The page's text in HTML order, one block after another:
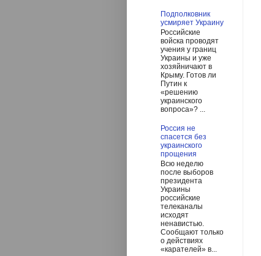
Подполковник
усмиряет Украину
Российские
войска проводят
учения у границ
Украины и уже
хозяйничают в
Крыму. Готов ли
Путин к
«решению
украинского
вопроса»? ...
Россия не
спасется без
украинского
прощения
Всю неделю
после выборов
президента
Украины
российские
телеканалы
исходят
ненавистью.
Сообщают только
о действиях
«карателей» в...